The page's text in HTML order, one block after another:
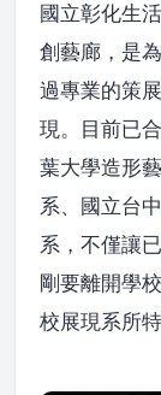
國立彰化生
創藝廊，是
過專業的策
現。目前已
葉大學造形
系、國立台
系，不僅讓
剛要離開學
校展現系所